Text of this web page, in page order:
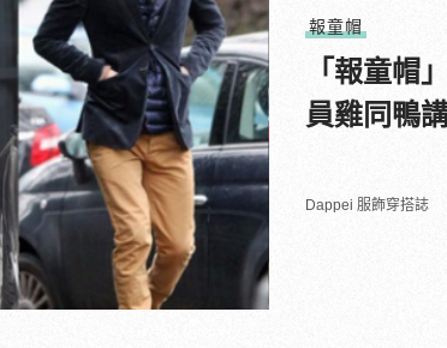
報童帽
「報童帽
員雞同鴨
Dappei 服飾穿搭誌